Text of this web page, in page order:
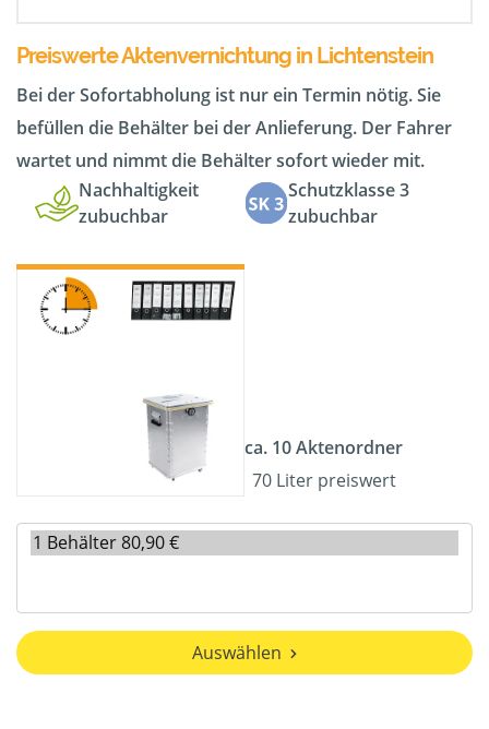
Preiswerte Aktenvernichtung in Lichtenstein
Bei der Sofortabholung ist nur ein Termin nötig. Sie
befüllen die Behälter bei der Anlieferung. Der Fahrer
wartet und nimmt die Behälter sofort wieder mit.
Nachhaltigkeit
zubuchbar
Schutzklasse 3
zubuchbar
ca. 10 Aktenordner
70 Liter preiswert
Auswählen